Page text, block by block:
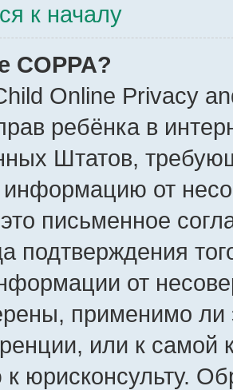
к началу
COPPA?
Online Privacy
ребёнка в
Штатов,
информацию от
письменное
подтверждения
от
применимо ли
или к самой
юрисконсульту.